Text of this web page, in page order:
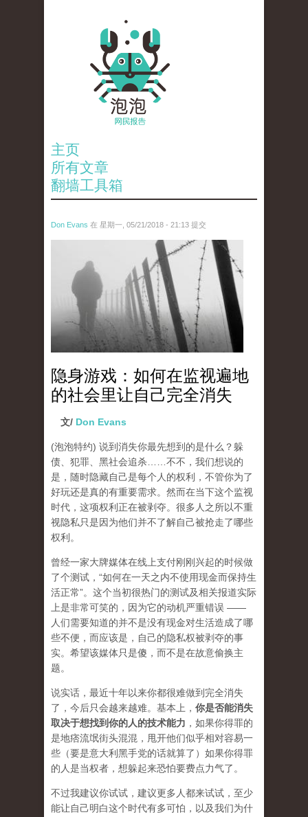
主页
所有文章
翻墙工具箱
Don Evans 在 星期一, 05/21/2018 - 21:13 提交
wechatimg1066.jpeg
隐身游戏：如何在监视遍地
的社会里让自己完全消失
文/ Don Evans
(泡泡特约) 说到消失你最先想到的是什么？躲
债、犯罪、黑社会追杀……不不，我们想说的
是，随时隐藏自己是每个人的权利，不管你为了
好玩还是真的有重要需求。然而在当下这个监视
时代，这项权利正在被剥夺。很多人之所以不重
视隐私只是因为他们并不了解自己被抢走了哪些
权利。
曾经一家大牌媒体在线上支付刚刚兴起的时候做
了个测试，“如何在一天之内不使用现金而保持生
活正常”。这个当初很热门的测试及相关报道实际
上是非常可笑的，因为它的动机严重错误 ——
人们需要知道的并不是没有现金对生活造成了哪
些不便，而应该是，自己的隐私权被剥夺的事
实。希望该媒体只是傻，而不是在故意偷换主
题。
说实话，最近十年以来你都很难做到完全消失
了，今后只会越来越难。基本上， 你是否能消失
取决于想找到你的人的技术能力 ，如果你得罪的
是地痞流氓街头混混，甩开他们似乎相对容易一
些（要是意大利黑手党的话就算了）如果你得罪
的人是当权者，想躲起来恐怕要费点力气了。
不过我建议你试试，建议更多人都来试试，至少
能让自己明白这个时代有多可怕，以及我们为什